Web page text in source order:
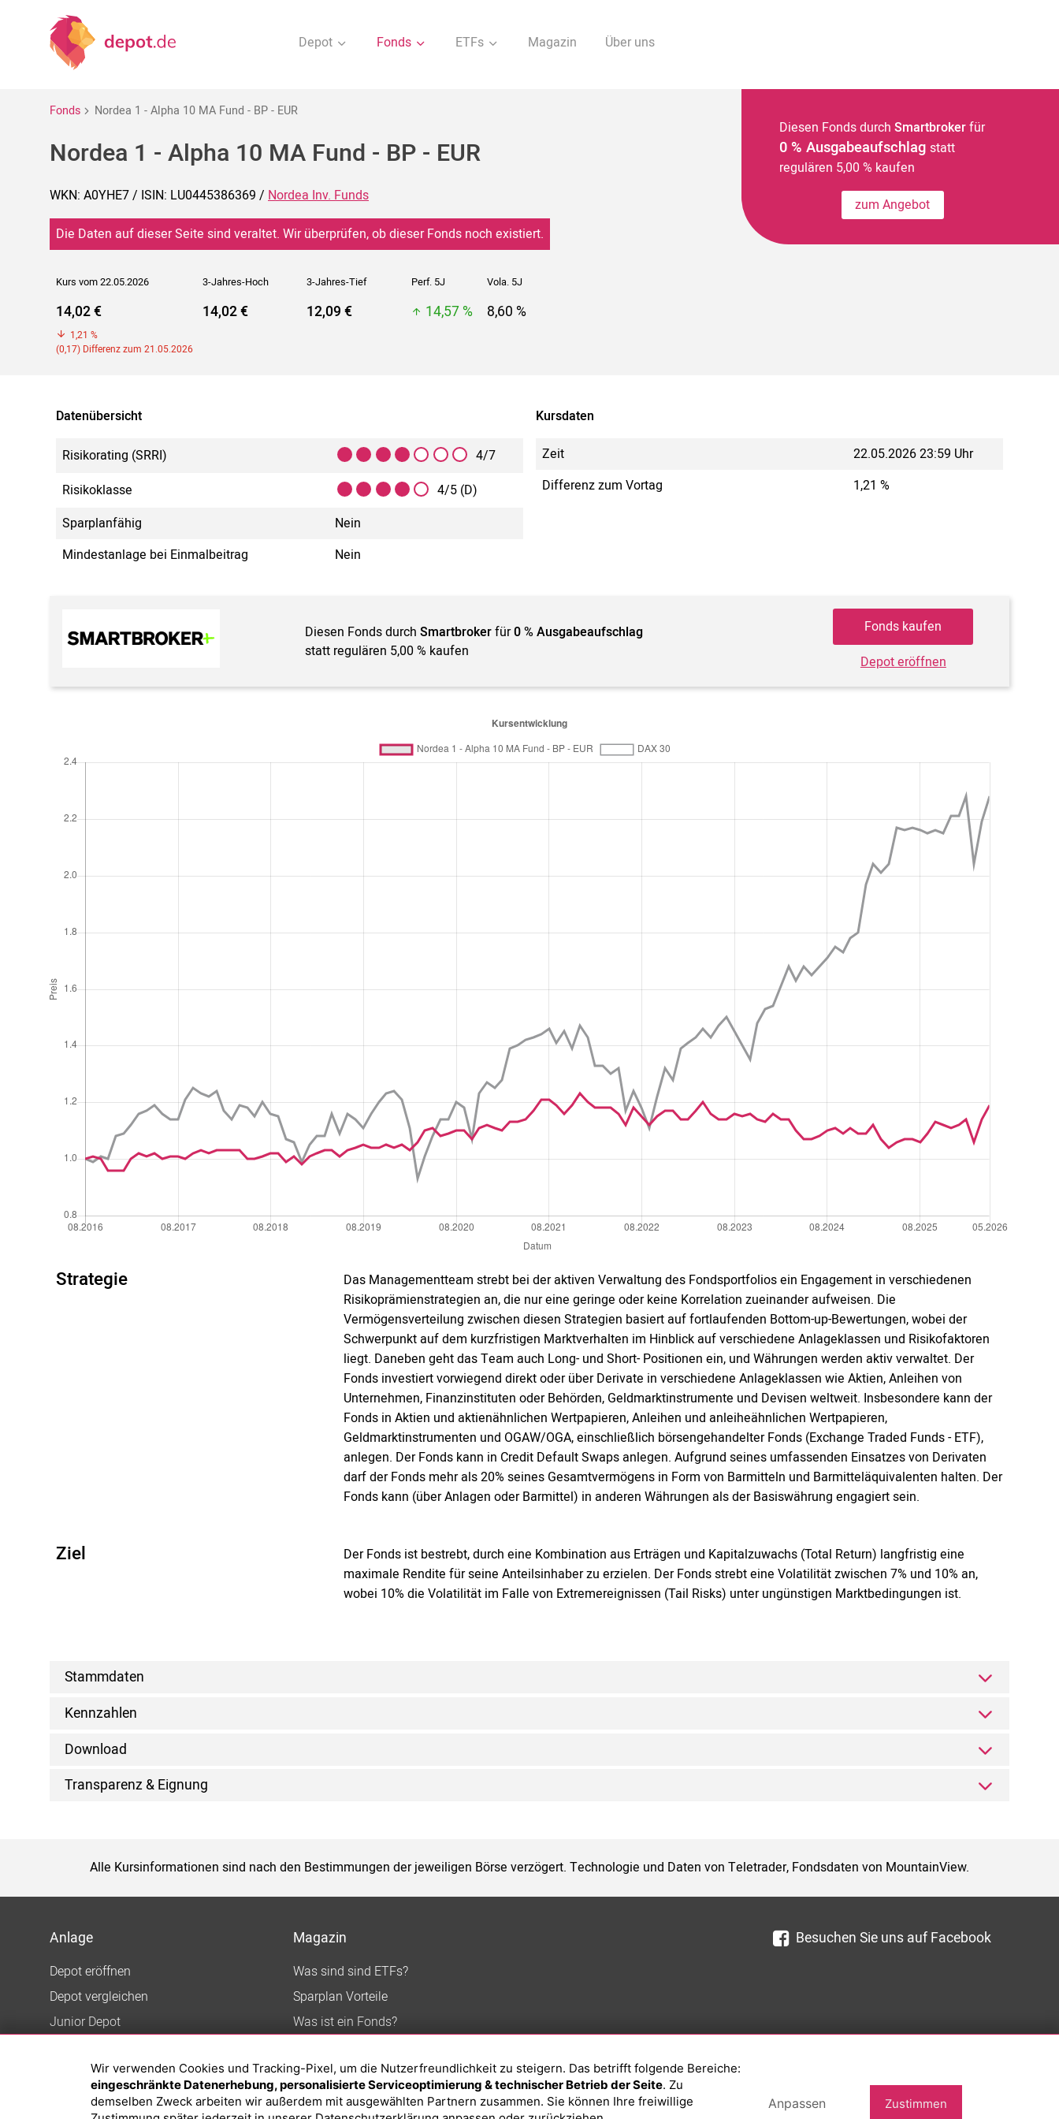
Depot Fonds ETFs Magazin Über uns
Fonds Nordea 1 - Alpha 10 MA Fund - BP - EUR
Nordea 1 - Alpha 10 MA Fund - BP - EUR
WKN: A0YHE7 / ISIN: LU0445386369 / Nordea Inv. Funds
Die Daten auf dieser Seite sind veraltet. Wir überprüfen, ob dieser Fonds noch existiert.
Kurs vom 22.05.2026 3-Jahres-Hoch 3-Jahres-Tief Perf. 5J Vola. 5J
14,02 €
1,21 %
(0,17) Differenz zum 21.05.2026
14,02 € 12,09 € 14,57 % 8,60 %
Diesen Fonds durch Smartbrokerfür
0 % Ausgabeaufschlag statt
regulären 5,00 % kaufen
zum Angebot
Datenübersicht
Risikorating (SRRI)
4/7
Risikoklasse
4/5 (D)
Sparplanfähig
Nein
Mindestanlage bei Einmalbeitrag
Nein
Kursdaten
Zeit
22.05.2026 23:59 Uhr
Differenz zum Vortag
1,21 %
Diesen Fonds durchSmartbrokerfür0 % Ausgabeaufschlag
statt regulären 5,00 % kaufen
Fonds kaufen
Depot eröffnen
Strategie
Das Managementteam strebt bei der aktiven Verwaltung des Fondsportfolios ein Engagement in verschiedenen
Risikoprämienstrategien an, die nur eine geringe oder keine Korrelation zueinander aufweisen. Die
Vermögensverteilung zwischen diesen Strategien basiert auf fortlaufenden Bottom-up-Bewertungen, wobei der
Schwerpunkt auf dem kurzfristigen Marktverhalten im Hinblick auf verschiedene Anlageklassen und Risikofaktoren
liegt. Daneben geht das Team auch Long- und Short- Positionen ein, und Währungen werden aktiv verwaltet. Der
Fonds investiert vorwiegend direkt oder über Derivate in verschiedene Anlageklassen wie Aktien, Anleihen von
Unternehmen, Finanzinstituten oder Behörden, Geldmarktinstrumente und Devisen weltweit. Insbesondere kann der
Fonds in Aktien und aktienähnlichen Wertpapieren, Anleihen und anleiheähnlichen Wertpapieren,
Geldmarktinstrumenten und OGAW/OGA, einschließlich börsengehandelter Fonds (Exchange Traded Funds - ETF),
anlegen. Der Fonds kann in Credit Default Swaps anlegen. Aufgrund seines umfassenden Einsatzes von Derivaten
darf der Fonds mehr als 20% seines Gesamtvermögens in Form von Barmitteln und Barmitteläquivalenten halten. Der
Fonds kann (über Anlagen oder Barmittel) in anderen Währungen als der Basiswährung engagiert sein.
Ziel
Der Fonds ist bestrebt, durch eine Kombination aus Erträgen und Kapitalzuwachs (Total Return) langfristig eine
maximale Rendite für seine Anteilsinhaber zu erzielen. Der Fonds strebt eine Volatilität zwischen 7% und 10% an,
wobei 10% die Volatilität im Falle von Extremereignissen (Tail Risks) unter ungünstigen Marktbedingungen ist.
Stammdaten
Kennzahlen
Download
Transparenz & Eignung
Alle Kursinformationen sind nach den Bestimmungen der jeweiligen Börse verzögert. Technologie und Daten von Teletrader, Fondsdaten von MountainView.
Anlage
Depot eröffnen
Depot vergleichen
Junior Depot
Top-Fonds
Fonds-Suche
Magazin
Was sind sind ETFs?
Sparplan Vorteile
Was ist ein Fonds?
Besuchen Sie uns auf Facebook
Wir verwenden Cookies und Tracking-Pixel, um die Nutzerfreundlichkeit zu steigern. Das betrifft folgende Bereiche:
eingeschränkte Datenerhebung, personalisierte Serviceoptimierung & technischer Betrieb der Seite. Zu
demselben Zweck arbeiten wir außerdem mit ausgewählten Partnern zusammen. Sie können Ihre freiwillige
Anpassen Zustimmen